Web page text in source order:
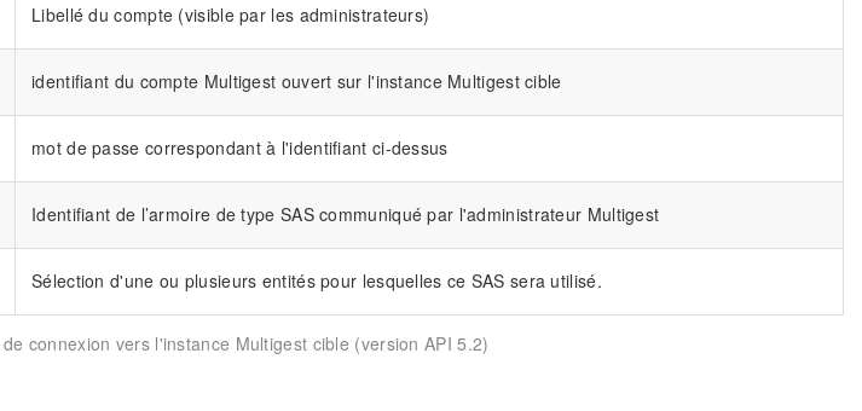
Libellé du compte (visible par les administrateurs)
identifiant du compte Multigest ouvert sur l'instance Multigest cible
mot de passe correspondant à l'identifiant ci-dessus
Identifiant de l’armoire de type SAS communiqué par l'administrateur Multigest
Sélection d'une ou plusieurs entités pour lesquelles ce SAS sera utilisé.
connexion vers l'instance Multigest cible (version API 5.2)